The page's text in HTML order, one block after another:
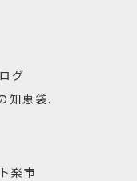
グ
知恵袋.
楽市